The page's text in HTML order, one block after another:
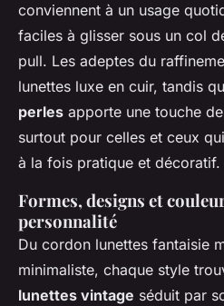
conviennent à un usage
faciles à glisser sous un col
pull. Les adeptes du
lunettes luxe en cuir, tandis
perles apporte une touche
surtout pour celles et ceux
à la fois pratique et décoratif.
Formes, designs et
personnalité
Du cordon lunettes fantaisie
minimaliste, chaque style
lunettes vintage séduit par